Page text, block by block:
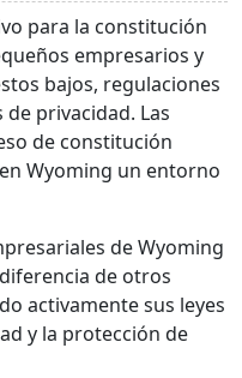
para la constitución
empresarios y
bajos, regulaciones
privacidad. Las
de constitución
Wyoming un entorno
de Wyoming
de otros
activamente sus leyes
y la protección de